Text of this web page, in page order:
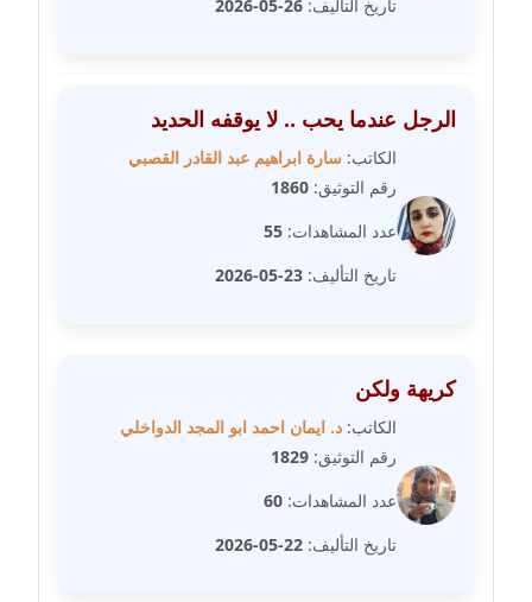
عاملة
عاملة
مدونة عزة الأمير
عاملة
مدونة عزة بركة
عاملة
عاملة
مدونة عفاف حسين
عاملة
عاملة
تاريخ التأليف: 26-05-2026
الرجل عندما يحب .. لا يوقفه الحديد
الكاتب: سارة ابراهيم عبد القادر القصبي
رقم التوثيق: 1860
عدد المشاهدات: 55
تاريخ التأليف: 23-05-2026
كريهة ولكن
الكاتب: د. ايمان احمد ابو المجد الدواخلي
رقم التوثيق: 1829
عدد المشاهدات: 60
تاريخ التأليف: 22-05-2026